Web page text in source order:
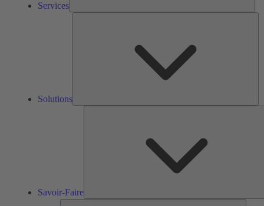
Services
Solutions
Savoir-Faire